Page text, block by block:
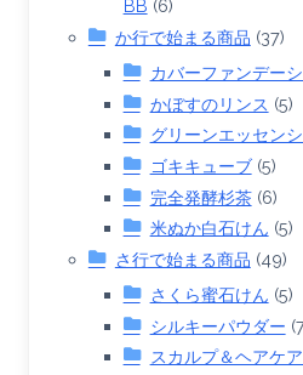
BB (6)
か行で始まる商品 (37)
カバーファンデー
かぼすのリンス (5)
グリーンエッセン
ゴキキューブ(5)
完全発酵杉茶(6)
米ぬか白石けん (5)
さ行で始まる商品 (49)
さくら蜜石けん (5)
シルキーパウダー
スカルプ＆ヘアケ